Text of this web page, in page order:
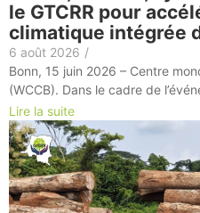
le GTCRR pour
climatique intégrée
6 août 2026 /
Bonn, 15 juin 2026 – Centre
(WCCB). Dans le cadre de
Lire la suite